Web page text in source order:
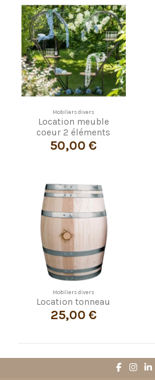
Mobiliers divers
Location meuble
coeur 2 éléments
50,00 €
Mobiliers divers
Location tonneau
25,00 €